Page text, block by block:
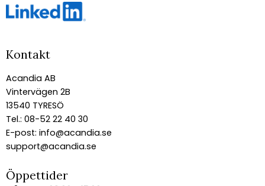
Kontakt
Acandia AB
Vintervägen 2B
13540 TYRESÖ
Tel.: 08-52 22 40 30
E-post: info@acandia.se
support@acandia.se
Öppettider